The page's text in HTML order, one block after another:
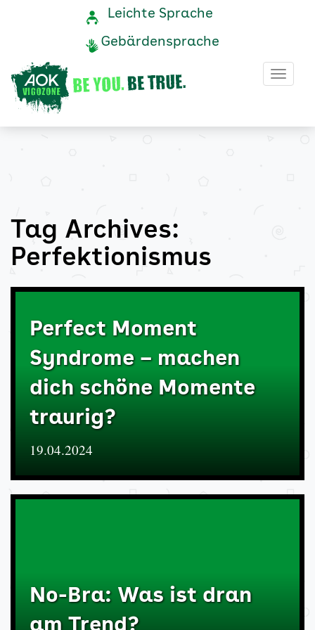
Perfektionismus
Archive
AOK
Vigozone
Navigation
Service-
Leichte Sprache
Gebärdensprache
Tag Archives:
Perfektionismus
Perfect Moment
Syndrome – machen
dich schöne Momente
traurig?
19.04.2024
No-Bra: Was ist dran
am Trend?